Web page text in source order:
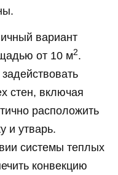
вариант
от 10 м2.
стен, включая
расположить
и утварь.
системы теплых
конвекцию